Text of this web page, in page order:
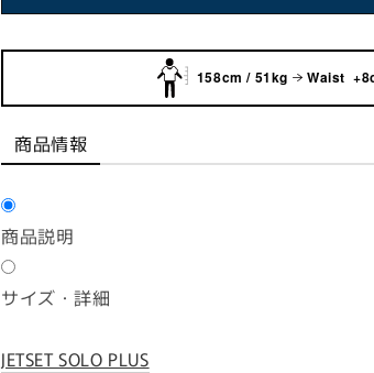
158cm / 51kg Waist
商品情報
商品説明
サイズ・詳細
JETSET SOLO PLUS